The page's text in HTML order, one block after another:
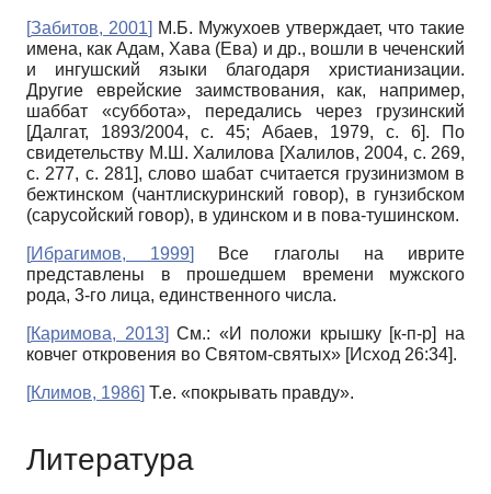
[Забитов, 2001] М.Б. Мужухоев утверждает, что такие
имена, как Адам, Хава (Ева) и др., вошли в чеченский
и ингушский языки благодаря христианизации.
Другие еврейские заимствования, как, например,
шаббат «суббота», передались через грузинский
[Далгат, 1893/2004, с. 45; Абаев, 1979, с. 6]. По
свидетельству М.Ш. Халилова [Халилов, 2004, с. 269,
с. 277, с. 281], слово шабат считается грузинизмом в
бежтинском (чантлискуринский говор), в гунзибском
(сарусойский говор), в удинском и в пова-тушинском.
[Ибрагимов, 1999]
Все глаголы на иврите
представлены в прошедшем времени мужского
рода, 3-го лица, единственного числа.
[Каримова, 2013] См.: «И положи крышку [к-п-р] на
ковчег откровения во Святом-святых» [Исход 26:34].
[Климов, 1986] Т.е. «покрывать правду».
Литература